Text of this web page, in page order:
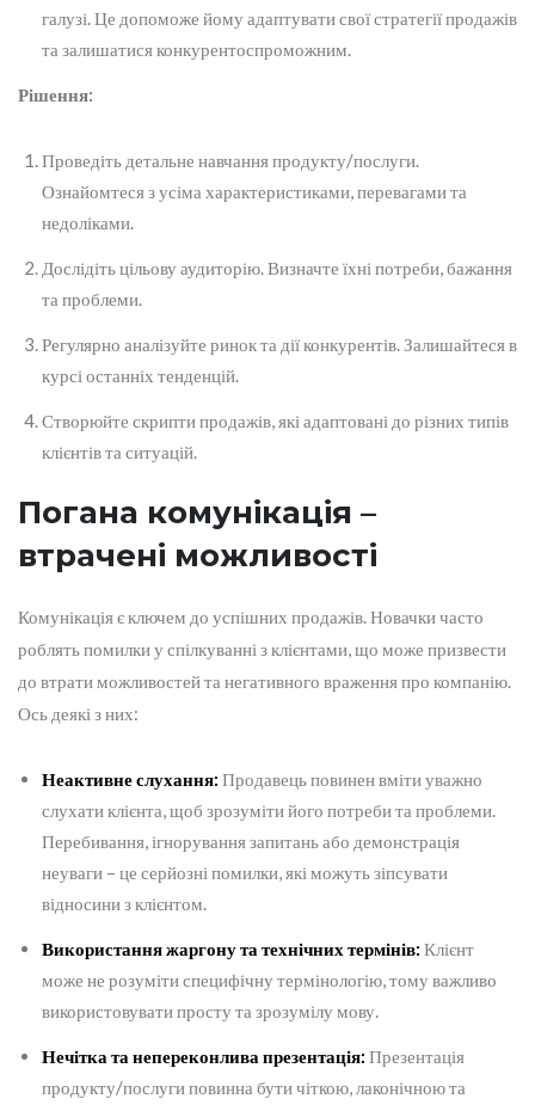
галузі. Це допоможе йому адаптувати свої стратегії продажів
та залишатися конкурентоспроможним.
Рішення:
Проведіть детальне навчання продукту/послуги.
Ознайомтеся з усіма характеристиками, перевагами та
недоліками.
Дослідіть цільову аудиторію. Визначте їхні потреби, бажання
та проблеми.
Регулярно аналізуйте ринок та дії конкурентів. Залишайтеся в
курсі останніх тенденцій.
Створюйте скрипти продажів, які адаптовані до різних типів
клієнтів та ситуацій.
Погана комунікація –
втрачені можливості
Комунікація є ключем до успішних продажів. Новачки часто
роблять помилки у спілкуванні з клієнтами, що може призвести
до втрати можливостей та негативного враження про компанію.
Ось деякі з них:
Неактивне слухання: Продавець повинен вміти уважно
слухати клієнта, щоб зрозуміти його потреби та проблеми.
Перебивання, ігнорування запитань або демонстрація
неуваги – це серйозні помилки, які можуть зіпсувати
відносини з клієнтом.
Використання жаргону та технічних термінів: Клієнт
може не розуміти специфічну термінологію, тому важливо
використовувати просту та зрозумілу мову.
Нечітка та непереконлива презентація: Презентація
продукту/послуги повинна бути чіткою, лаконічною та